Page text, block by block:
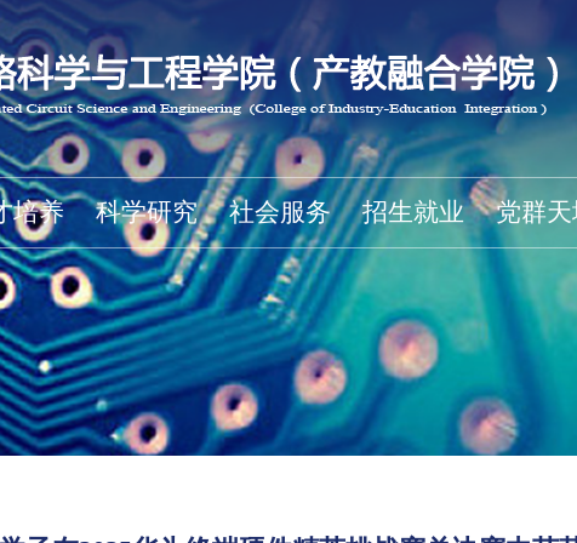
培养 科学研究 社会服务 招生就业 党群